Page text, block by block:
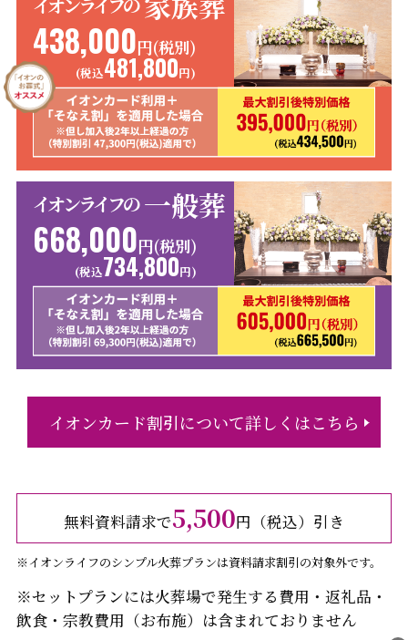
438,000円(税別)
(税込481,800円)
イオンライフの 一般葬
668,000円(税別)
(税込734,800円)
イオンカード割引について詳しくはこちら
無料資料請求で5,500円（税込）引き
※イオンライフのシンプル火葬プランは資料請求割引の対象外です。
※セットプランには火葬場で発生する費用・返礼品・
飲食・宗教費用（お布施）は含まれておりません